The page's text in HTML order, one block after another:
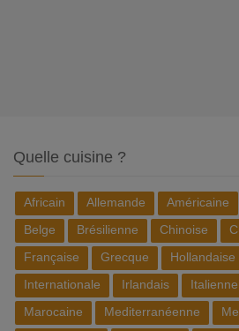
Quelle cuisine ?
Africain Allemande Américaine
Belge
Brésilienne Chinoise
Française
Grecque Hollandaise
Internationale
Irlandais Italienne
Marocaine
Mediterranéenne